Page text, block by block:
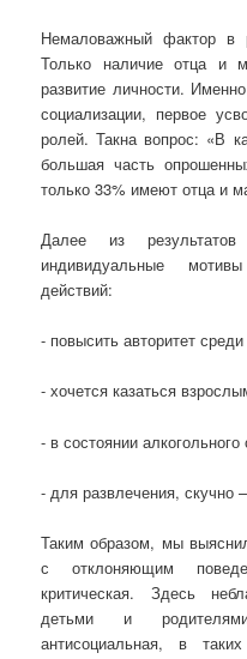
Немаловажный фактор в
Только наличие отца и
развитие личности.
социализации, первое
ролей. Такна вопрос: «В
большая часть
только 33% имеют отца и
Далее из
индивидуальные
действий:
- повысить авторитет
- хочется казаться
- в состоянии
- для развлечения, скучно
Таким образом, мы
с отклоняющим
критическая. Здесь
детьми и
антисоциальная, в